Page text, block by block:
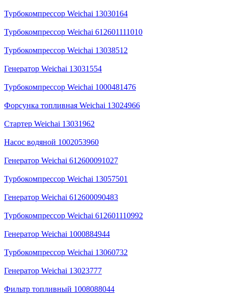
Турбокомпрессор Weichai 13030164
Турбокомпрессор Weichai 612601111010
Турбокомпрессор Weichai 13038512
Генератор Weichai 13031554
Турбокомпрессор Weichai 1000481476
Форсунка топливная Weichai 13024966
Стартер Weichai 13031962
Насос водяной 1002053960
Генератор Weichai 612600091027
Турбокомпрессор Weichai 13057501
Генератор Weichai 612600090483
Турбокомпрессор Weichai 612601110992
Генератор Weichai 1000884944
Турбокомпрессор Weichai 13060732
Генератор Weichai 13023777
Фильтр топливный 1008088044